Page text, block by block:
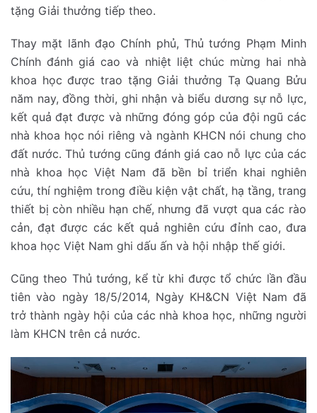
tặng Giải thưởng tiếp theo.
Thay mặt lãnh đạo Chính phủ, Thủ tướng Phạm Minh
Chính đánh giá cao và nhiệt liệt chúc mừng hai nhà
khoa học được trao tặng Giải thưởng Tạ Quang Bửu
năm nay, đồng thời, ghi nhận và biểu dương sự nỗ lực,
kết quả đạt được và những đóng góp của đội ngũ các
nhà khoa học nói riêng và ngành KHCN nói chung cho
đất nước. Thủ tướng cũng đánh giá cao nỗ lực của các
nhà khoa học Việt Nam đã bền bỉ triển khai nghiên
cứu, thí nghiệm trong điều kiện vật chất, hạ tầng, trang
thiết bị còn nhiều hạn chế, nhưng đã vượt qua các rào
cản, đạt được các kết quả nghiên cứu đỉnh cao, đưa
khoa học Việt Nam ghi dấu ấn và hội nhập thế giới.
Cũng theo Thủ tướng, kể từ khi được tổ chức lần đầu
tiên vào ngày 18/5/2014, Ngày KH&CN Việt Nam đã
trở thành ngày hội của các nhà khoa học, những người
làm KHCN trên cả nước.